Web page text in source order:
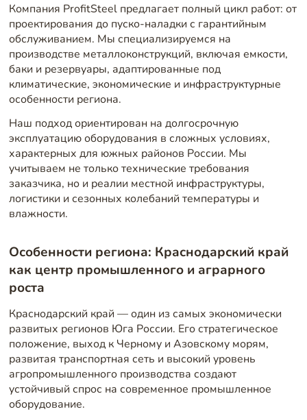
Компания ProfitSteel предлагает полный цикл работ: от
проектирования до пуско-наладки с гарантийным
обслуживанием. Мы специализируемся на
производстве металлоконструкций, включая емкости,
баки и резервуары, адаптированные под
климатические, экономические и инфраструктурные
особенности региона.
Наш подход ориентирован на долгосрочную
эксплуатацию оборудования в сложных условиях,
характерных для южных районов России. Мы
учитываем не только технические требования
заказчика, но и реалии местной инфраструктуры,
логистики и сезонных колебаний температуры и
влажности.
Особенности региона: Краснодарский край
как центр промышленного и аграрного
роста
Краснодарский край — один из самых экономически
развитых регионов Юга России. Его стратегическое
положение, выход к Черному и Азовскому морям,
развитая транспортная сеть и высокий уровень
агропромышленного производства создают
устойчивый спрос на современное промышленное
оборудование.